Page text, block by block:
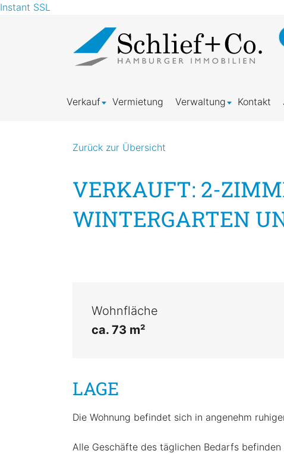
Instant SSL
Verkauf Vermietung Verwaltung Kontakt
Zurück zur Übersicht
VERKAUFT: 2-
WINTERGARTEN
Wohnfläche
ca. 73 m²
LAGE
Die Wohnung befindet sich in angenehm
Alle Geschäfte des täglichen Bedarfs